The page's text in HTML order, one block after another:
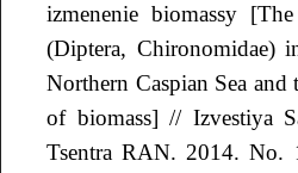
izmenenie biomassy
(Diptera, Chironomidae)
Northern Caspian Sea
of biomass] // Izvestiya
Tsentra RАN. 2014. No.